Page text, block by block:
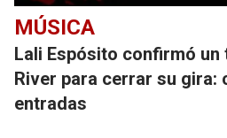
MÚSICA
Lali Espósito confirmó un
River para cerrar su gira:
entradas